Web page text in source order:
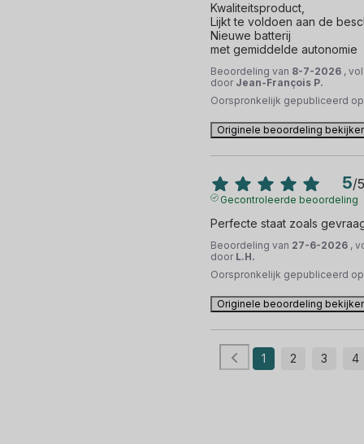
Kwaliteitsproduct,
Lijkt te voldoen aan de
Nieuwe batterij
met gemiddelde autonomie
Beoordeling van 8-7-2026 ,
door Jean-François P.
Oorspronkelijk gepubliceerd
Originele beoordeling
5/5
Gecontroleerde beoordeling
Perfecte staat zoals
Beoordeling van 27-6-2026 ,
door L.H.
Oorspronkelijk gepubliceerd
Originele beoordeling
1 2 3 4